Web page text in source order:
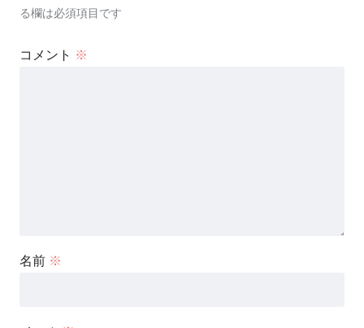
る欄は必須項目です
コメント ※
名前 ※